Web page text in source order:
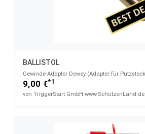
BALLISTOL
9,00 €*1
von TriggerStart GmbH www.SchützenLand.de